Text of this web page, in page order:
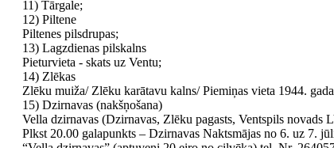
11) Tārgale;
12) Piltene
Piltenes pilsdrupas;
13) Lagzdienas pilskalns
Pieturvieta - skats uz Ventu;
14) Zlēkas
Zlēku muiža/ Zlēku karātavu kalns/ Piemiņas vieta 1944.
15) Dzirnavas (nakšņošana)
Vella dzirnavas (Dzirnavas, Zlēku pagasts, Ventspils novads
Plkst 20.00 galapunkts – Dzirnavas Naktsmājas no 6. uz 7.